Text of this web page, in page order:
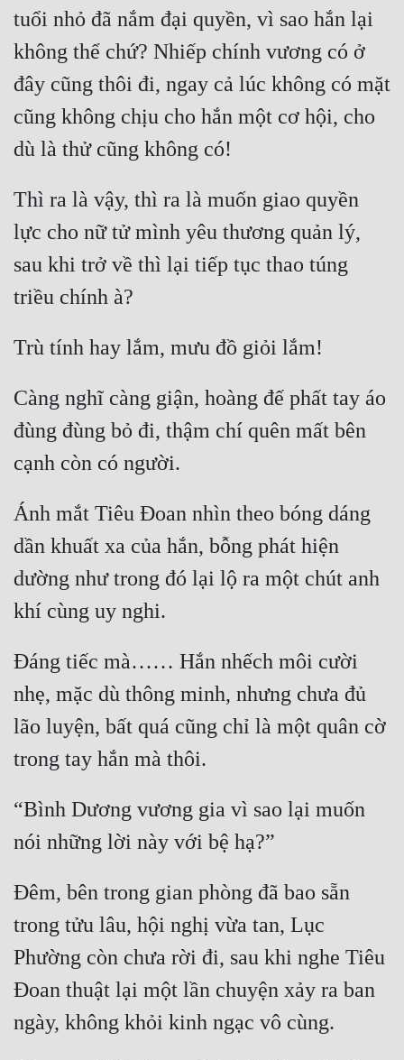
tuổi nhỏ đã nắm đại quyền, vì sao hắn lại
không thể chứ? Nhiếp chính vương có ở
đây cũng thôi đi, ngay cả lúc không có mặt
cũng không chịu cho hắn một cơ hội, cho
Thì ra là vậy, thì ra là muốn giao quyền
lực cho nữ tử mình yêu thương quản lý,
sau khi trở về thì lại tiếp tục thao túng
Càng nghĩ càng giận, hoàng đế phất tay áo
đùng đùng bỏ đi, thậm chí quên mất bên
Ánh mắt Tiêu Đoan nhìn theo bóng dáng
dần khuất xa của hắn, bỗng phát hiện
dường như trong đó lại lộ ra một chút anh
Đáng tiếc mà…… Hắn nhếch môi cười
nhẹ, mặc dù thông minh, nhưng chưa đủ
lão luyện, bất quá cũng chỉ là một quân cờ
“Bình Dương vương gia vì sao lại muốn
Đêm, bên trong gian phòng đã bao sẵn
trong tửu lâu, hội nghị vừa tan, Lục
Phường còn chưa rời đi, sau khi nghe Tiêu
Đoan thuật lại một lần chuyện xảy ra ban